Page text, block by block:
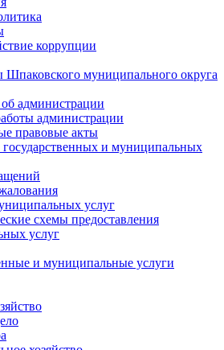
коррупции
Шпаковского муниципального округа
администрации
администрации
правовые акты
государственных и муниципальных
услуг
схемы предоставления
услуг
и муниципальные услуги